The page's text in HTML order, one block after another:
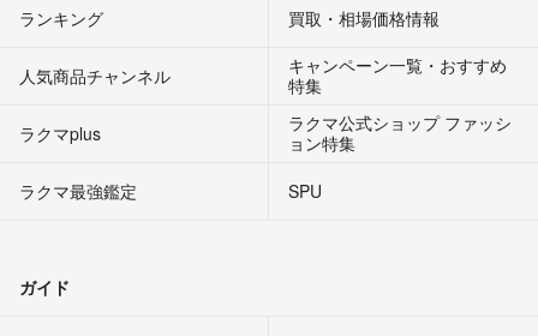
ランキング 買取・相場価格情報
人気商品チャンネル
キャンペーン一覧・おすすめ
特集
ラクマplus
ラクマ公式ショップ ファッシ
ョン特集
ラクマ最強鑑定
SPU
ガイド